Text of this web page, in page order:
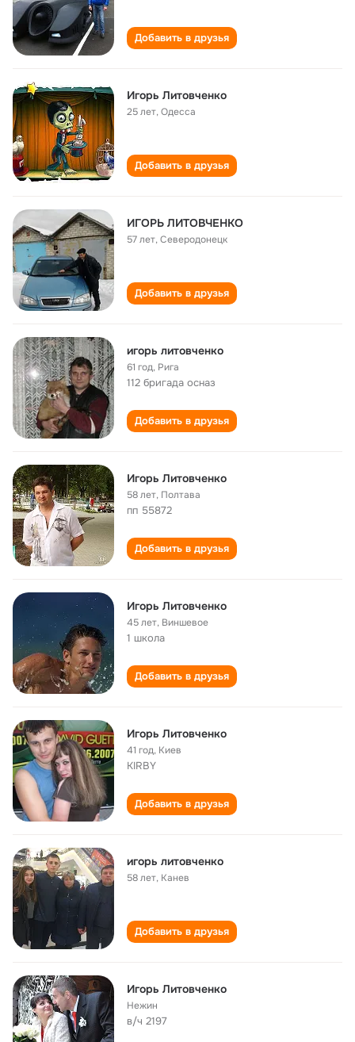
Добавить в друзья
Игорь Литовченко
25 лет,Одесса
Добавить в друзья
ИГОРЬ ЛИТОВЧЕНКО
57 лет,Северодонецк
Добавить в друзья
игорь литовченко
61 год, Рига
112 бригада осназ
Добавить в друзья
Игорь Литовченко
58 лет, Полтава
пп 55872
Добавить в друзья
Игорь Литовченко
45 лет, Виншевое
1 школа
Добавить в друзья
Игорь Литовченко
41 год, Киев
KIRBY
Добавить в друзья
игорь литовченко
58 лет, Канев
Добавить в друзья
Игорь Литовченко
Нежин
в/ч 2197